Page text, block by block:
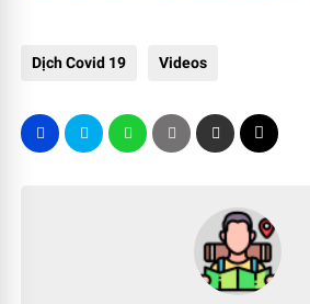
Dịch Covid 19 Videos